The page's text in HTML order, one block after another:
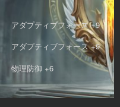
アダプティブフォース +9
アダプティブフォース +9
物理防御 +6